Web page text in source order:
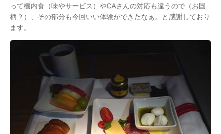
って機内食（味やサービス）やCAさんの対応も違うので（お国
柄？）、その部分も今回いい体験ができたなぁ。と感謝しており
ます。